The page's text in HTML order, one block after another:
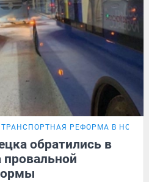
ТРАНСПОРТНАЯ РЕФОРМА В
обратились в
провальной